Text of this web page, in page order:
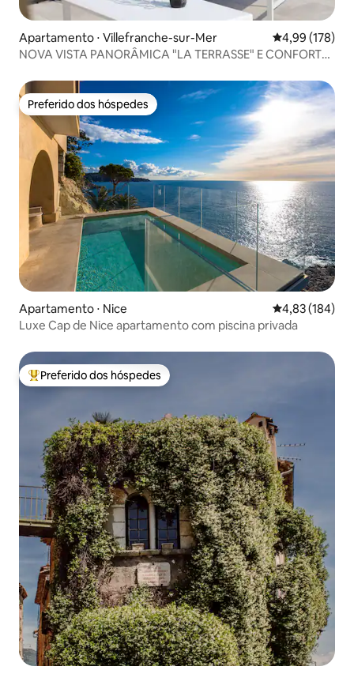
Apartamento ⋅ Villefranche-sur-Mer 4,99 de uma
4,99 (178)
NOVA VISTA PANORÂMICA "LA TERRASSE" E CONFORTO
Preferido dos hóspedes
Preferido dos hóspedes
Apartamento ⋅ Nice 4,83 de uma
4,83 (184)
Luxe Cap de Nice apartamento com piscina privada
Entre os melhores preferidos dos hóspedes
Preferido dos hóspedes